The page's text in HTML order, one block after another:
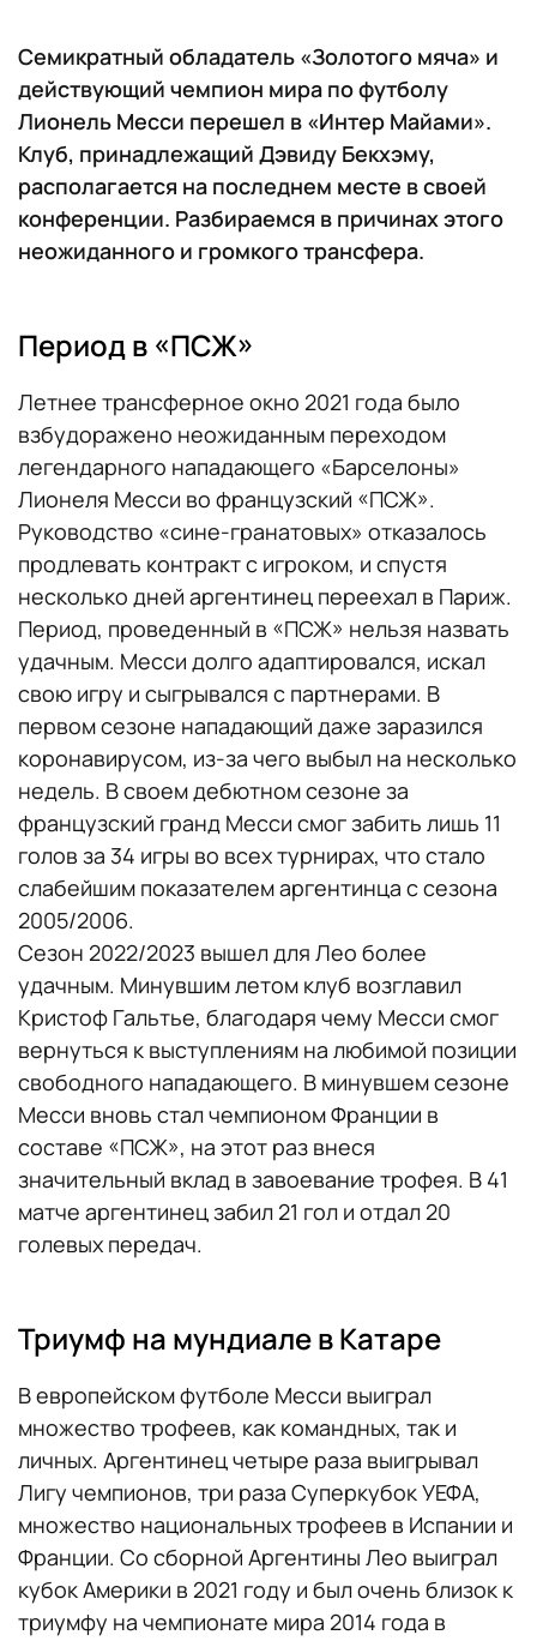
Семикратный обладатель «Золотого мяча» и
действующий чемпион мира по футболу
Лионель Месси перешел в «Интер Майами».
Клуб, принадлежащий Дэвиду Бекхэму,
располагается на последнем месте в своей
конференции. Разбираемся в причинах этого
неожиданного и громкого трансфера.
Период в «ПСЖ»
Летнее трансферное окно 2021 года было
взбудоражено неожиданным переходом
легендарного нападающего «Барселоны»
Лионеля Месси во французский «ПСЖ».
Руководство «сине-гранатовых» отказалось
продлевать контракт с игроком, и спустя
несколько дней аргентинец переехал в Париж.
Период, проведенный в «ПСЖ» нельзя назвать
удачным. Месси долго адаптировался, искал
свою игру и сыгрывался с партнерами. В
первом сезоне нападающий даже заразился
коронавирусом, из-за чего выбыл на несколько
недель. В своем дебютном сезоне за
французский гранд Месси смог забить лишь 11
голов за 34 игры во всех турнирах, что стало
слабейшим показателем аргентинца с сезона
2005/2006.
Сезон 2022/2023 вышел для Лео более
удачным. Минувшим летом клуб возглавил
Кристоф Гальтье, благодаря чему Месси смог
вернуться к выступлениям на любимой позиции
свободного нападающего. В минувшем сезоне
Месси вновь стал чемпионом Франции в
составе «ПСЖ», на этот раз внеся
значительный вклад в завоевание трофея. В 41
матче аргентинец забил 21 гол и отдал 20
голевых передач.
Триумф на мундиале в Катаре
В европейском футболе Месси выиграл
множество трофеев, как командных, так и
личных. Аргентинец четыре раза выигрывал
Лигу чемпионов, три раза Суперкубок УЕФА,
множество национальных трофеев в Испании и
Франции. Со сборной Аргентины Лео выиграл
кубок Америки в 2021 году и был очень близок к
триумфу на чемпионате мира 2014 года в